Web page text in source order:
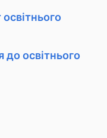
освітнього